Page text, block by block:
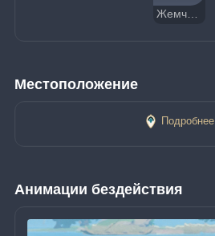
Жемчужина аксолотля
Местоположение
Подробнее
Анимации бездействия